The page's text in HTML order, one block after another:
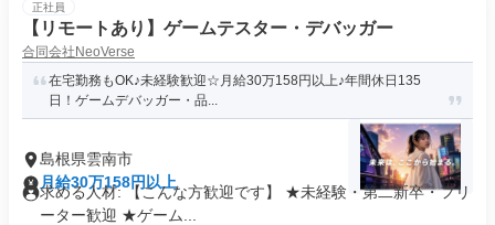
正社員
【リモートあり】ゲームテスター・デバッガー
合同会社NeoVerse
在宅勤務もOK♪未経験歓迎☆月給30万158円以上♪年間休日135
日！ゲームデバッガー・品...
島根県雲南市
月給30万158円以上
求める人材: 【こんな方歓迎です】 ★未経験・第二新卒・フリ
ーター歓迎 ★ゲーム...